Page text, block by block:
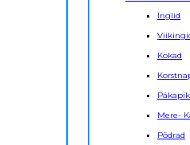
Inglid
Kokad
Mere-
Põdrad